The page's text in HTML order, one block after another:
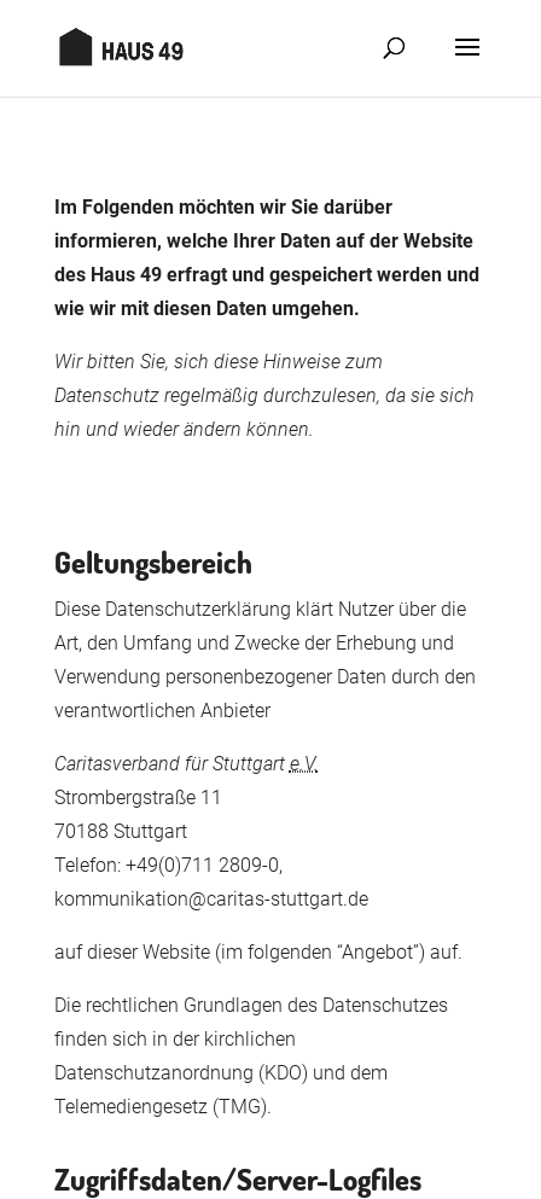
Im Folgenden möchten wir Sie darüber
informieren, welche Ihrer Daten auf der Website
des Haus 49 erfragt und gespeichert werden und
wie wir mit diesen Daten umgehen.
Wir bitten Sie, sich diese Hinweise zum
Datenschutz regelmäßig durchzulesen, da sie sich
hin und wieder ändern können.
Geltungsbereich
Diese Datenschutzerklärung klärt Nutzer über die
Art, den Umfang und Zwecke der Erhebung und
Verwendung personenbezogener Daten durch den
verantwortlichen Anbieter
Caritasverband für Stuttgart e.V.
Strombergstraße 11
70188 Stuttgart
Telefon: +49(0)711 2809-0,
kommunikation@caritas-stuttgart.de
auf dieser Website (im folgenden “Angebot”) auf.
Die rechtlichen Grundlagen des Datenschutzes
finden sich in der kirchlichen
Datenschutzanordnung (KDO) und dem
Telemediengesetz (TMG).
Zugriffsdaten/Server-Logfiles